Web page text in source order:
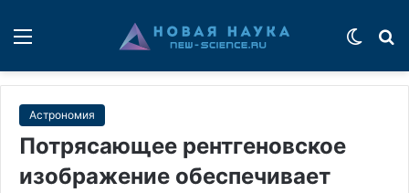
Астрономия
Потрясающее рентгеновское
изображение обеспечивает